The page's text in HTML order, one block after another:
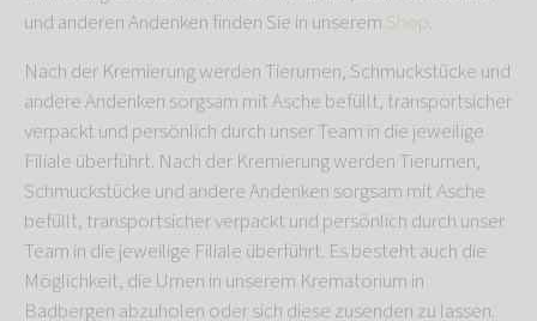
und anderen Andenken finden Sie in unserem Shop.
Nach der Kremierung werden Tierurnen, Schmuckstücke und
andere Andenken sorgsam mit Asche befüllt, transportsicher
verpackt und persönlich durch unser Team in die jeweilige
Filiale überführt. Nach der Kremierung werden Tierurnen,
Schmuckstücke und andere Andenken sorgsam mit Asche
befüllt, transportsicher verpackt und persönlich durch unser
Team in die jeweilige Filiale überführt. Es besteht auch die
Möglichkeit, die Urnen in unserem Krematorium in
Badbergen abzuholen oder sich diese zusenden zu lassen.